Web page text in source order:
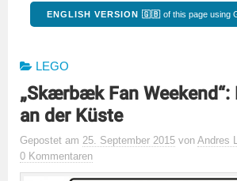
ENGLISH VERSION 🇬🇧 of this page using
LEGO
„Skærbæk Fan Weekend“:
an der Küste
Gepostet am 25. September 2015 von Andres
0 Kommentaren